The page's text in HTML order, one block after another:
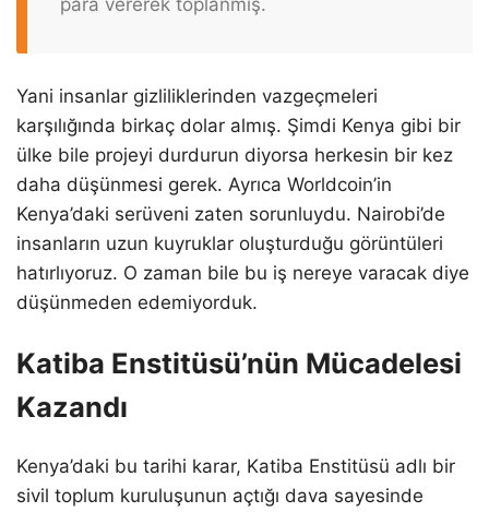
para vererek toplanmış.
Yani insanlar gizliliklerinden vazgeçmeleri
karşılığında birkaç dolar almış. Şimdi Kenya gibi bir
ülke bile projeyi durdurun diyorsa herkesin bir kez
daha düşünmesi gerek. Ayrıca Worldcoin’in
Kenya’daki serüveni zaten sorunluydu. Nairobi’de
insanların uzun kuyruklar oluşturduğu görüntüleri
hatırlıyoruz. O zaman bile bu iş nereye varacak diye
düşünmeden edemiyorduk.
Katiba Enstitüsü’nün Mücadelesi
Kazandı
Kenya’daki bu tarihi karar, Katiba Enstitüsü adlı bir
sivil toplum kuruluşunun açtığı dava sayesinde